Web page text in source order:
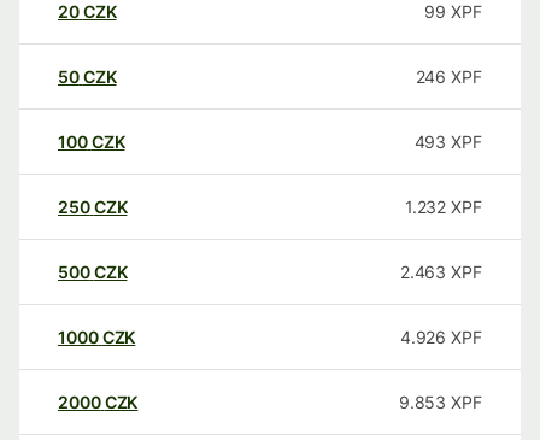
20CZK 99 XPF
50CZK 246 XPF
100CZK 493 XPF
250CZK 1.232 XPF
500CZK 2.463 XPF
1000CZK 4.926 XPF
2000CZK 9.853 XPF